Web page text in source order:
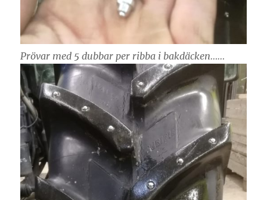
Prövar med 5 dubbar per ribba i bakdäcken……